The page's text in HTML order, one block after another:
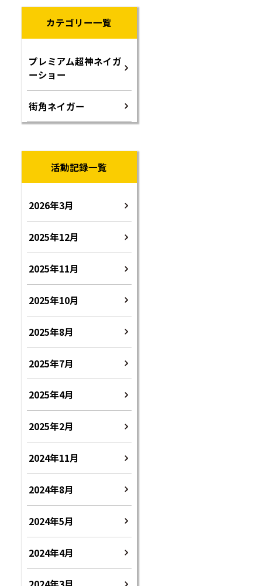
カテゴリー一覧
プレミアム超神ネイガ
ーショー
街角ネイガー
活動記録一覧
2026年3月
2025年12月
2025年11月
2025年10月
2025年8月
2025年7月
2025年4月
2025年2月
2024年11月
2024年8月
2024年5月
2024年4月